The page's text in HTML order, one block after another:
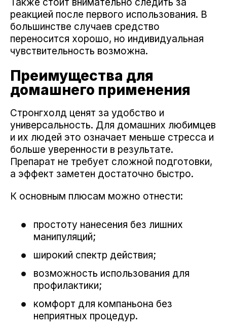
реакцией после первого использования. В
большинстве случаев средство
переносится хорошо, но индивидуальная
чувствительность возможна.
Преимущества для
домашнего применения
Стронгхолд ценят за удобство и
универсальность. Для домашних любимцев
и их людей это означает меньше стресса и
больше уверенности в результате.
Препарат не требует сложной подготовки,
а эффект заметен достаточно быстро.
К основным плюсам можно отнести:
простоту нанесения без лишних
манипуляций;
широкий спектр действия;
возможность использования для
профилактики;
комфорт для компаньона без
неприятных процедур.